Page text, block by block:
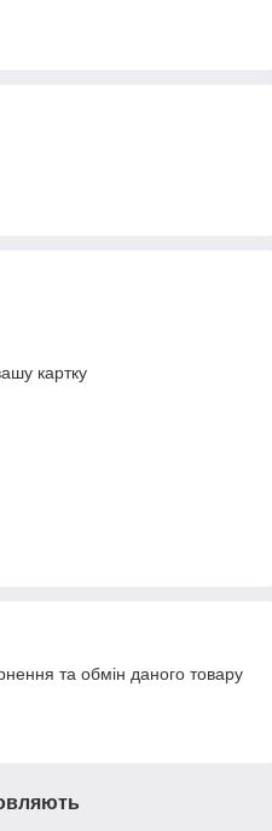
картку
та обмін даного товару